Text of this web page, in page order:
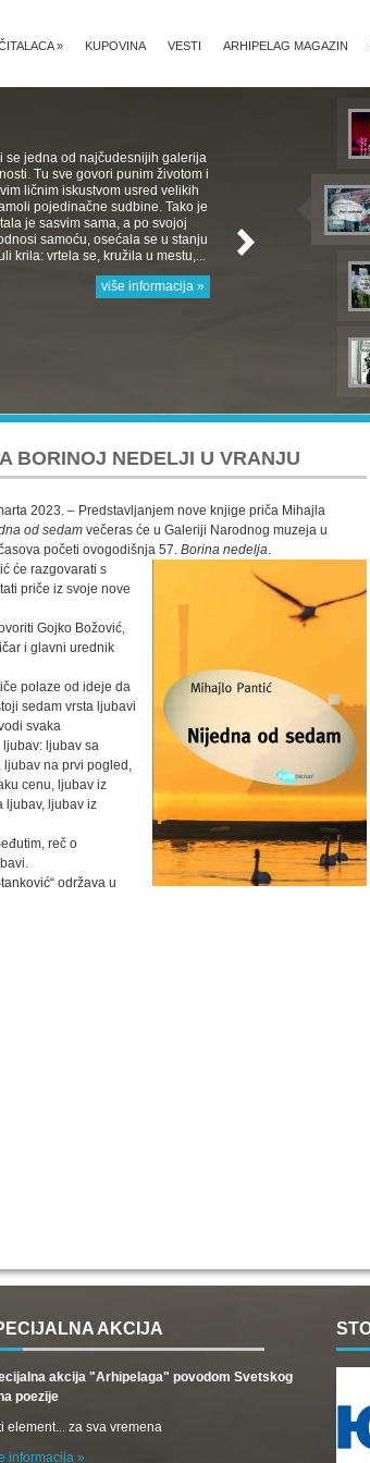
ARHIPELAG MAGAZIN
VESTI
KUPOVINA
»
se jedna od najčudesnijih galerija
Tu sve govori punim životom i
ličnim iskustvom usred velikih
pojedinačne sudbine. Tako je
je sasvim sama, a po svojoj
samoću, osećala se u stanju
krila: vrtela se, kružila u mestu,...
više informacija »
BORINOJ NEDELJI U VRANJU
2023. – Predstavljanjem nove knjige priča Mihajla
od sedam večeras će u Galeriji Narodnog muzeja u
početi ovogodišnja 57. Borina nedelja.
će razgovarati s
priče iz svoje nove
Gojko Božović,
i glavni urednik
polaze od ideje da
sedam vrsta ljubavi
svaka
ljubav sa
ljubav na prvi pogled,
cenu, ljubav iz
ljubav, ljubav iz
reč o
održava u
AKCIJA
akcija "Arhipelaga" povodom Svetskog
poezije
element... za sva vremena
informacija »